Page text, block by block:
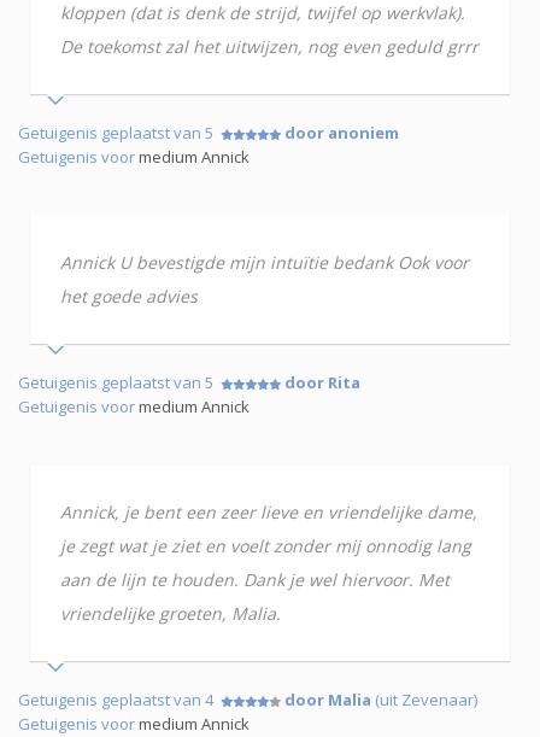
kloppen (dat is denk de strijd, twijfel op werkvlak).
De toekomst zal het uitwijzen, nog even geduld grrr
Getuigenis geplaatst van 5
door anoniem
Getuigenis voormedium Annick
Annick U bevestigde mijn intuïtie bedank Ook voor
het goede advies
Getuigenis geplaatst van 5
door Rita
Getuigenis voormedium Annick
Annick, je bent een zeer lieve en vriendelijke dame,
je zegt wat je ziet en voelt zonder mij onnodig lang
aan de lijn te houden. Dank je wel hiervoor. Met
vriendelijke groeten, Malia.
Getuigenis geplaatst van 4 door Malia (uit Zevenaar)
Getuigenis voormedium Annick